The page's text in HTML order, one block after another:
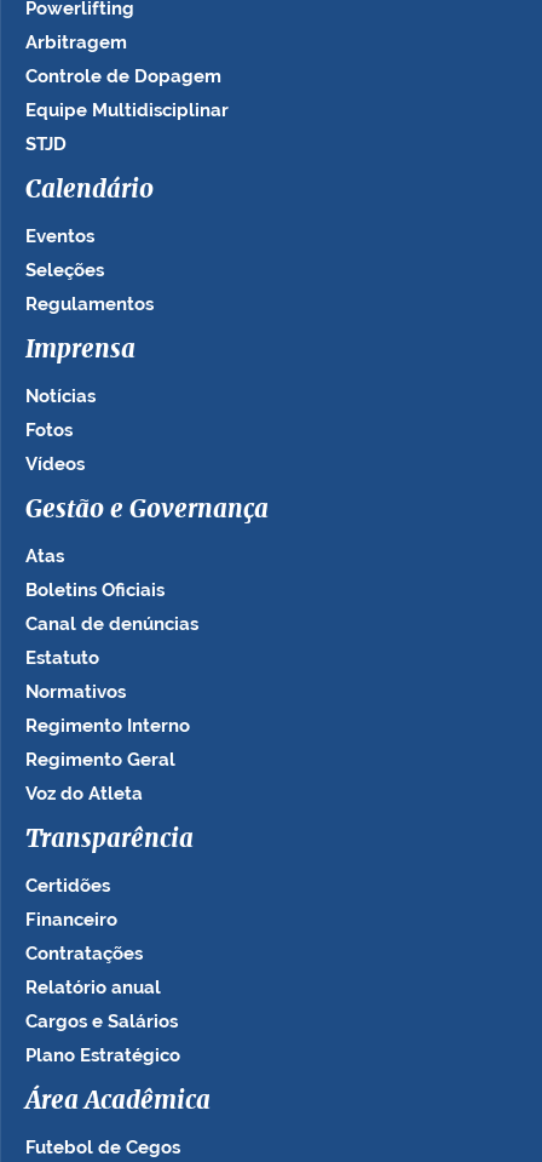
Powerlifting
Arbitragem
Controle de Dopagem
Equipe Multidisciplinar
STJD
Calendário
Eventos
Seleções
Regulamentos
Imprensa
Notícias
Fotos
Vídeos
Gestão e Governança
Atas
Boletins Oficiais
Canal de denúncias
Estatuto
Normativos
Regimento Interno
Regimento Geral
Voz do Atleta
Transparência
Certidões
Financeiro
Contratações
Relatório anual
Cargos e Salários
Plano Estratégico
Área Acadêmica
Futebol de Cegos